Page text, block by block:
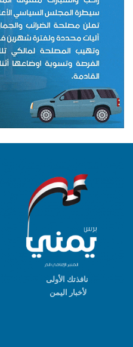
نافذتك الأولى
لأخبار اليمن